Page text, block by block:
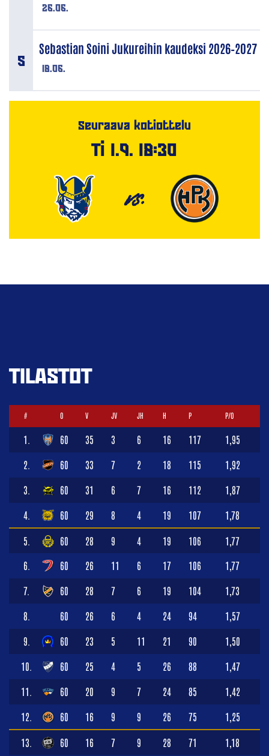
26.06.
18.06.
Sebastian Soini Jukureihin kaudeksi 2026–2027
Seuraava kotiottelu
Ti 1.9. 18:30
VS.
TILASTOT
# O V JV JH H P P/O
1. 60 35 3 6 16 117 1,95
2. 60 33 7 2 18 115 1,92
3. 60 31 6 7 16 112 1,87
4. 60 29 8 4 19 107 1,78
5. 60 28 9 4 19 106 1,77
6. 60 26 11 6 17 106 1,77
7. 60 28 7 6 19 104 1,73
8. 60 26 6 4 24 94 1,57
9. 60 23 5 11 21 90 1,50
10. 60 25 4 5 26 88 1,47
11. 60 20 9 7 24 85 1,42
12. 60 16 9 9 26 75 1,25
13. 60 16 7 9 28 71 1,18